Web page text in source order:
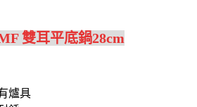
雙耳平底鍋28cm
爐具